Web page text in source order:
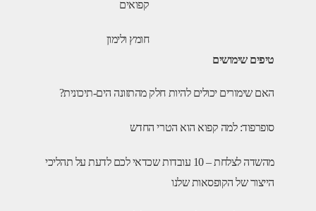
חומץ ולימון
טיפים שימושים
האם שימורים יכולים להיות חלק מהתזונה הים-תיכונית?
סופרפוד: למה קפוא הוא הטרי החדש
מהשדה לצלחת – 10 עובדות שכדאי לכם לדעת על תהליכי
הייצור של הקופסאות שלנו